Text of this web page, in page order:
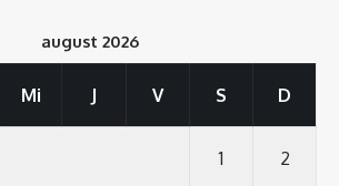
august 2026
Mi J V S D
1 2